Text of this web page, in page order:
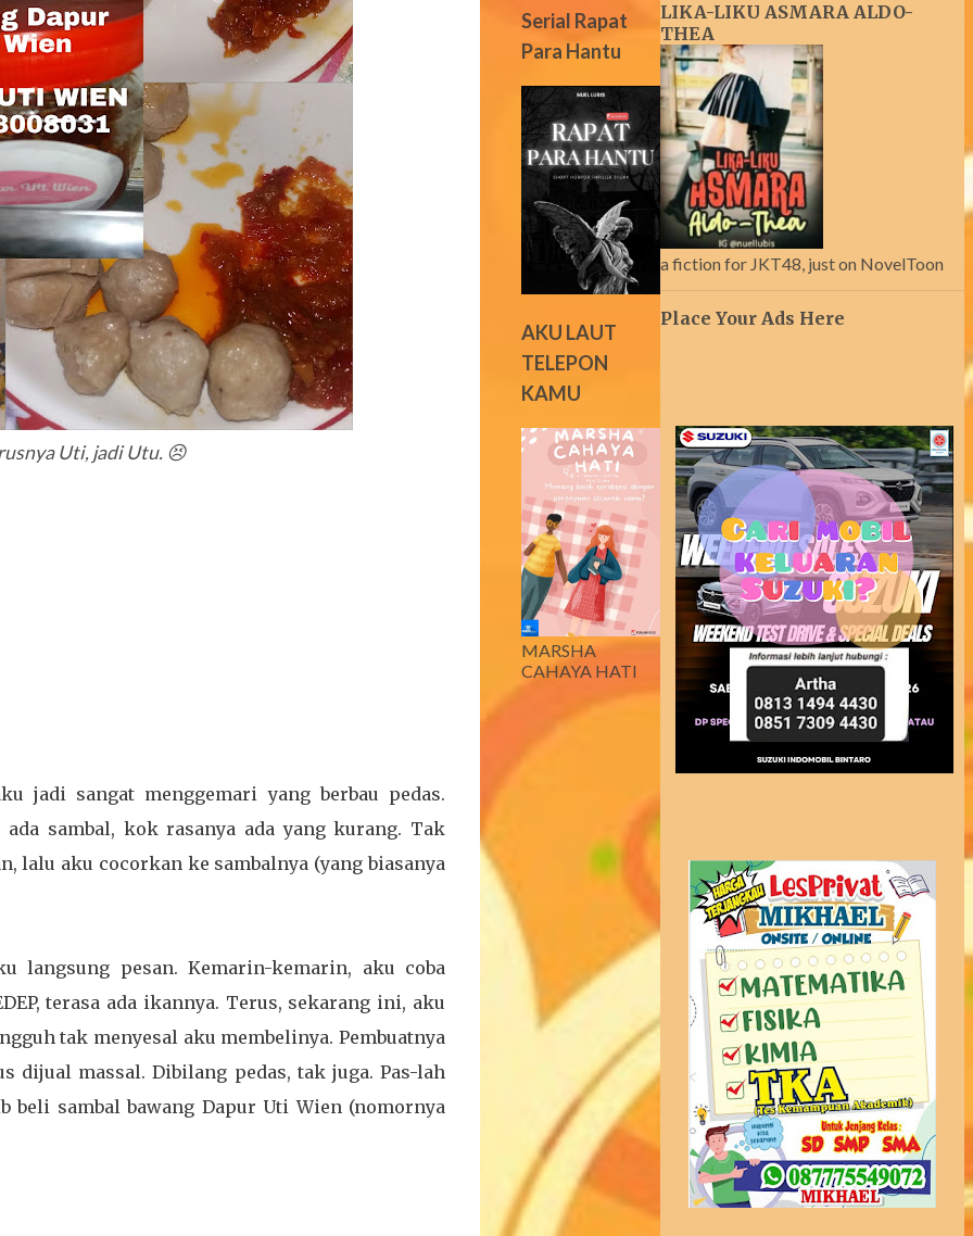
Uti, jadi Utu. 😣
jadi sangat menggemari yang berbau pedas.
sambal, kok rasanya ada yang kurang. Tak
lalu aku cocorkan ke sambalnya (yang biasanya
langsung pesan. Kemarin-kemarin, aku coba
terasa ada ikannya. Terus, sekarang ini, aku
tak menyesal aku membelinya. Pembuatnya
dijual massal. Dibilang pedas, tak juga. Pas-lah
beli sambal bawang Dapur Uti Wien (nomornya
Serial Rapat
Para Hantu
AKU LAUT
TELEPON
KAMU
MARSHA
CAHAYA HATI
LIKA-LIKU ASMARA ALDO-
THEA
a fiction for JKT48, just on NovelToon
Place Your Ads Here